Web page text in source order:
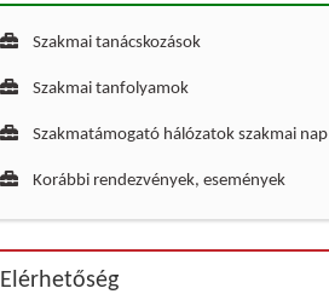
Szakmai tanácskozások
Szakmai tanfolyamok
Szakmatámogató hálózatok szakmai nap
Korábbi rendezvények, események
Elérhetőség